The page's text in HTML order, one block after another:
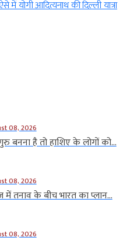
योगी आदित्यनाथ की दिल्ली यात्रा
08, 2026
बनना है तो हाशिए के लोगों को...
08, 2026
में तनाव के बीच भारत का प्लान...
08, 2026